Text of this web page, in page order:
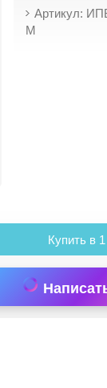
Артикул:
М
Купить в